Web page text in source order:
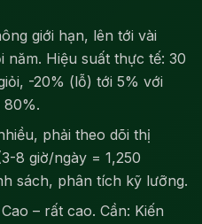
giới hạn, lên tới vài
năm. Hiệu suất thực tế: 30
-20% (lỗ) tới 5% với
80%.
phải theo dõi thị
8 giờ/ngày = 1,250
sách, phân tích kỹ lưỡng.
– rất cao. Cần: Kiến